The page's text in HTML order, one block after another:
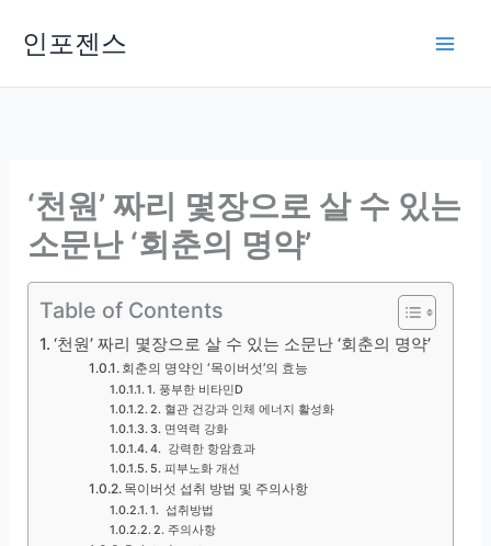
인포젠스
‘천원’ 짜리 몇장으로 살 수 있는
소문난 ‘회춘의 명약’
Table of Contents
‘천원’ 짜리 몇장으로 살 수 있는 소문난 ‘회춘의 명약’
회춘의 명약인 ‘목이버섯’의 효능
1. 풍부한 비타민D
2. 혈관 건강과 인체 에너지 활성화
3. 면역력 강화
4. 강력한 항암효과
5. 피부노화 개선
목이버섯 섭취 방법 및 주의사항
1. 섭취방법
2. 주의사항